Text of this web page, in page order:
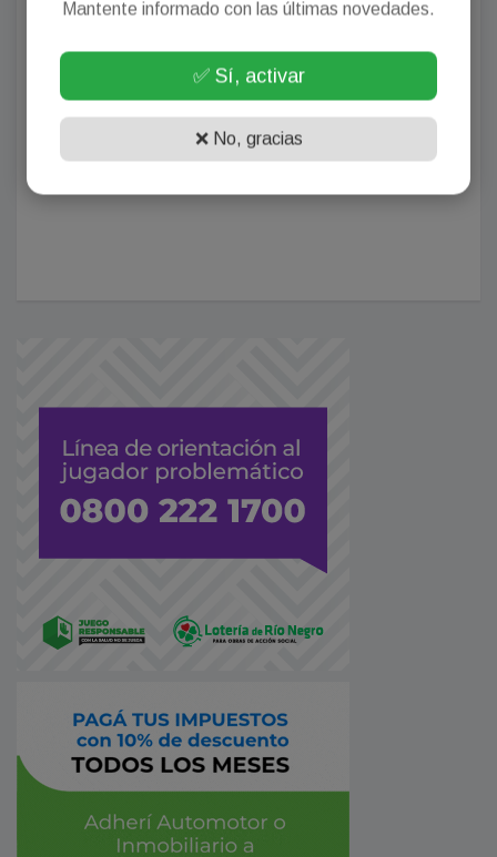
Mantente informado con las últimas novedades.
✅ Sí, activar
❌ No, gracias